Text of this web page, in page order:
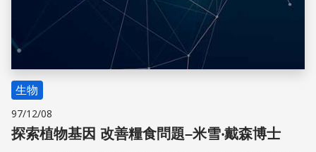
生物
97/12/08
探索植物基因 改善糧食問題–米雪‧戴森博士